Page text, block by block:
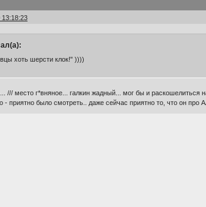
13:18:23
хоть шерсти клок!" ))))
/// место г*вняное... галкин жадный... мог бы и
- приятно было смотреть.. даже сейчас приятно то, что он про